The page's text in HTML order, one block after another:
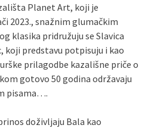
Planet Art, koji je
2023., snažnim glumačkim
klasika pridružuju se Slavica
koji predstavu potpisuju i kao
prilagodbe kazališne priče o
gotovo 50 godina održavaju
pisama….
doživljaju Bala kao